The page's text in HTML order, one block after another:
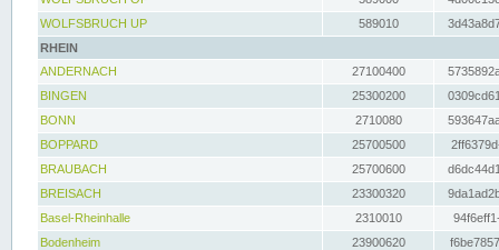
WOLFSBRUCH UP
589010
RHEIN
ANDERNACH
27100400
BINGEN
25300200
BONN
2710080
BOPPARD
25700500
BRAUBACH
25700600
BREISACH
23300320
Basel-Rheinhalle
2310010
Bodenheim
23900620